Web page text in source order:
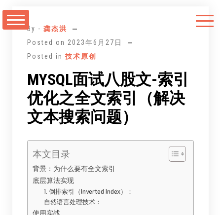
至
By - 龚杰洪
Posted on 2023年6月27日
Posted in 技术原创
MYSQL面试八股文-索引
优化之全文索引（解决
文本搜索问题）
本文目录
背景：为什么要有全文索引
底层算法实现
1. 倒排索引（Inverted Index）：
自然语言处理技术：
使用实战